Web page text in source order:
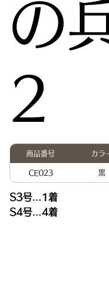
の
2
商品番号 カラ
CE023 黒
S3号…1着
S4号…4着